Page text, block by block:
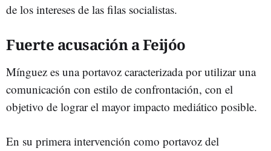
de los intereses de las filas socialistas.
Fuerte acusación a Feijóo
Mínguez es una portavoz caracterizada por utilizar una
comunicación con estilo de confrontación, con el
objetivo de lograr el mayor impacto mediático posible.
En su primera intervención como portavoz del